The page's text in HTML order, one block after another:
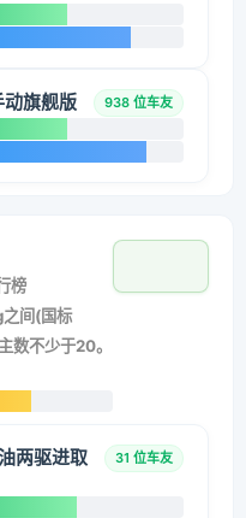
旗舰版 938 位车友
榜
间(国标
不少于20。
两驱进取
31 位车友